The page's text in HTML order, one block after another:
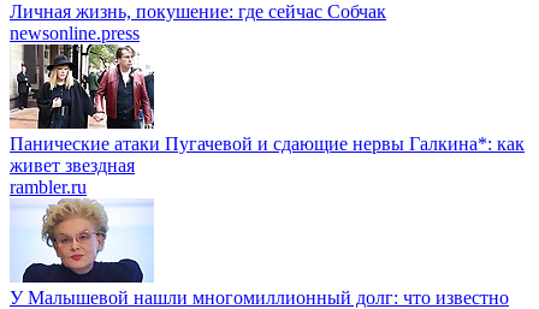
Личная жизнь, покушение: где сейчас Собчак
newsonline.press
Панические атаки Пугачевой и сдающие нервы Галкина*: как
живет звездная
rambler.ru
У Малышевой нашли многомиллионный долг: что известно